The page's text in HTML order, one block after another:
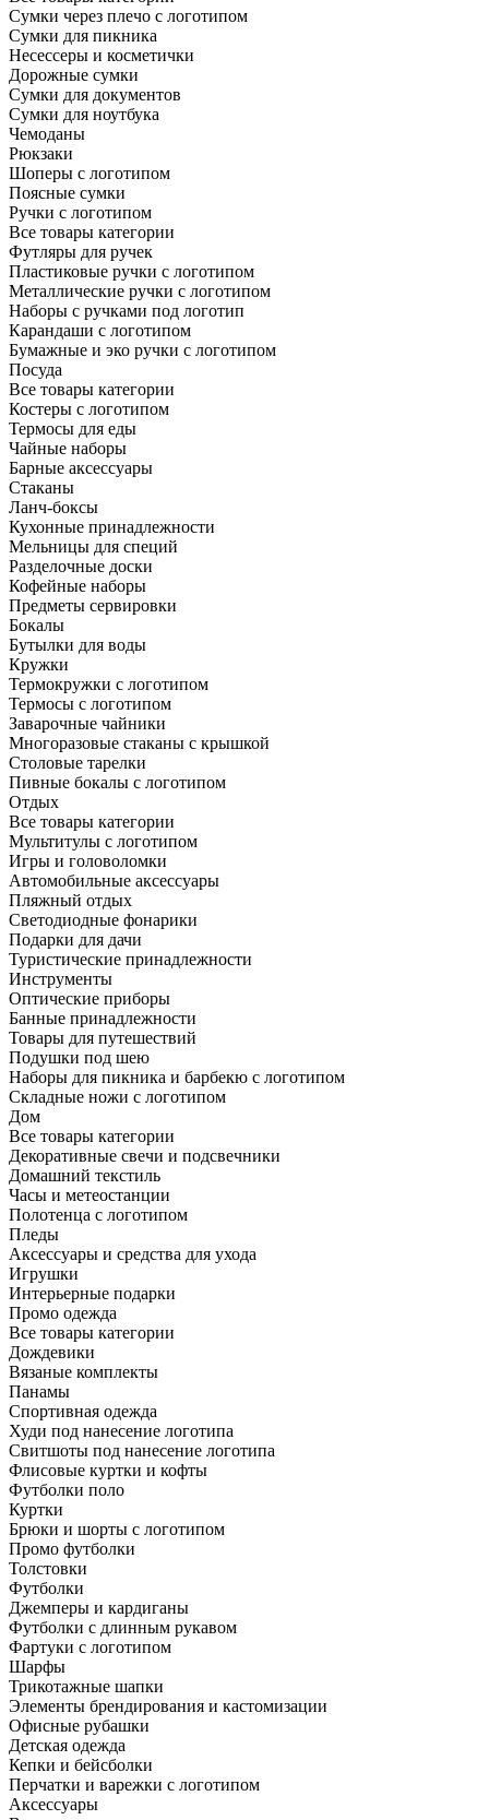
Сумки через плечо с логотипом
Сумки для пикника
Несессеры и косметички
Дорожные сумки
Сумки для документов
Сумки для ноутбука
Чемоданы
Рюкзаки
Шоперы с логотипом
Поясные сумки
Ручки с логотипом
Все товары категории
Футляры для ручек
Пластиковые ручки с логотипом
Металлические ручки с логотипом
Наборы с ручками под логотип
Карандаши с логотипом
Бумажные и эко ручки с логотипом
Посуда
Все товары категории
Костеры с логотипом
Термосы для еды
Чайные наборы
Барные аксессуары
Стаканы
Ланч-боксы
Кухонные принадлежности
Мельницы для специй
Разделочные доски
Кофейные наборы
Предметы сервировки
Бокалы
Бутылки для воды
Кружки
Термокружки с логотипом
Термосы с логотипом
Заварочные чайники
Многоразовые стаканы с крышкой
Столовые тарелки
Пивные бокалы с логотипом
Отдых
Все товары категории
Мультитулы с логотипом
Игры и головоломки
Автомобильные аксессуары
Пляжный отдых
Светодиодные фонарики
Подарки для дачи
Туристические принадлежности
Инструменты
Оптические приборы
Банные принадлежности
Товары для путешествий
Подушки под шею
Наборы для пикника и барбекю с логотипом
Складные ножи с логотипом
Дом
Все товары категории
Декоративные свечи и подсвечники
Домашний текстиль
Часы и метеостанции
Полотенца с логотипом
Пледы
Аксессуары и средства для ухода
Игрушки
Интерьерные подарки
Промо одежда
Все товары категории
Дождевики
Вязаные комплекты
Панамы
Спортивная одежда
Худи под нанесение логотипа
Свитшоты под нанесение логотипа
Флисовые куртки и кофты
Футболки поло
Куртки
Брюки и шорты с логотипом
Промо футболки
Толстовки
Футболки
Джемперы и кардиганы
Футболки с длинным рукавом
Фартуки с логотипом
Шарфы
Трикотажные шапки
Элементы брендирования и кастомизации
Офисные рубашки
Детская одежда
Кепки и бейсболки
Перчатки и варежки с логотипом
Аксессуары